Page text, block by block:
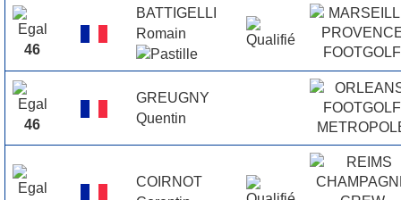
46
BATTIGELLI
Romain
46
GREUGNY
Quentin
COIRNOT